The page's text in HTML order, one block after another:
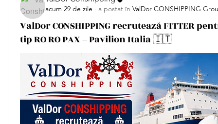
acum 29 de zile · a postat în ValDor CONSHIPPING
ValDor CONSHIPPING recrutează FITTER
tip RO RO PAX – Pavilion Italia 🇮🇹